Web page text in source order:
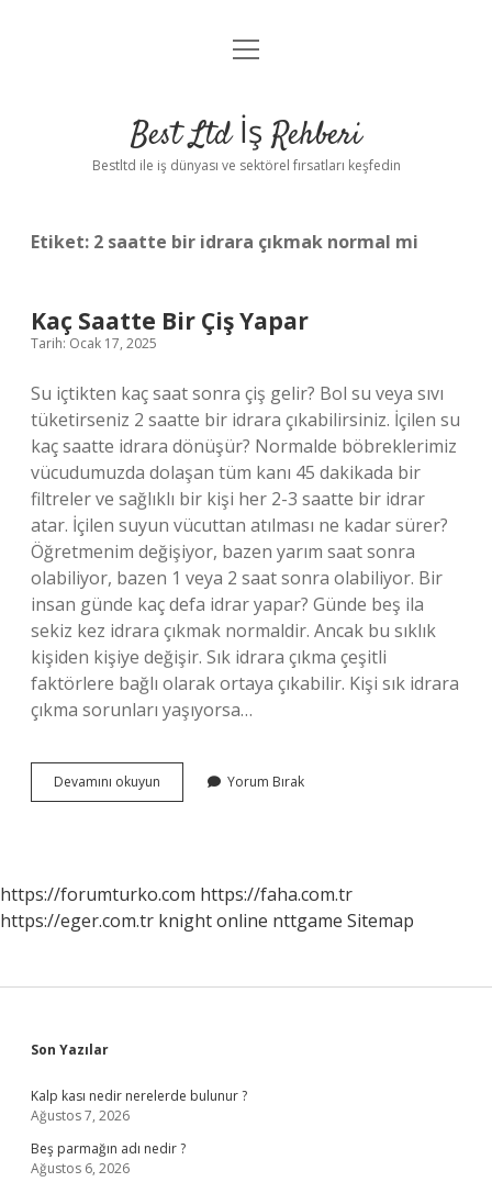
Anasayfa
Yasal Uyarı
menüyü
Best Ltd İş Rehberi
Bestltd ile iş dünyası ve sektörel fırsatları keşfedin
Etiket: 2 saatte bir idrara çıkmak normal mi
Kaç Saatte Bir Çiş Yapar
Tarih: Ocak 17, 2025
Su içtikten kaç saat sonra çiş gelir? Bol su veya sıvı
tüketirseniz 2 saatte bir idrara çıkabilirsiniz. İçilen su
kaç saatte idrara dönüşür? Normalde böbreklerimiz
vücudumuzda dolaşan tüm kanı 45 dakikada bir
filtreler ve sağlıklı bir kişi her 2-3 saatte bir idrar
atar. İçilen suyun vücuttan atılması ne kadar sürer?
Öğretmenim değişiyor, bazen yarım saat sonra
olabiliyor, bazen 1 veya 2 saat sonra olabiliyor. Bir
insan günde kaç defa idrar yapar? Günde beş ila
sekiz kez idrara çıkmak normaldir. Ancak bu sıklık
kişiden kişiye değişir. Sık idrara çıkma çeşitli
faktörlere bağlı olarak ortaya çıkabilir. Kişi sık idrara
çıkma sorunları yaşıyorsa…
Devamını okuyun
Saatte
Yorum Bırak
https://forumturko.com https://faha.com.tr
https://eger.com.tr knight online nttgame Sitemap
Sidebar
Son Yazılar
Kalp kası nedir nerelerde bulunur ?
Ağustos 7, 2026
Beş parmağın adı nedir ?
Ağustos 6, 2026